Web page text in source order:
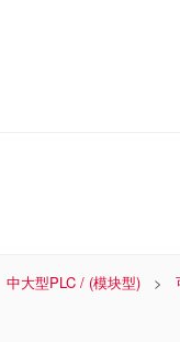
中大型PLC / (模块型)